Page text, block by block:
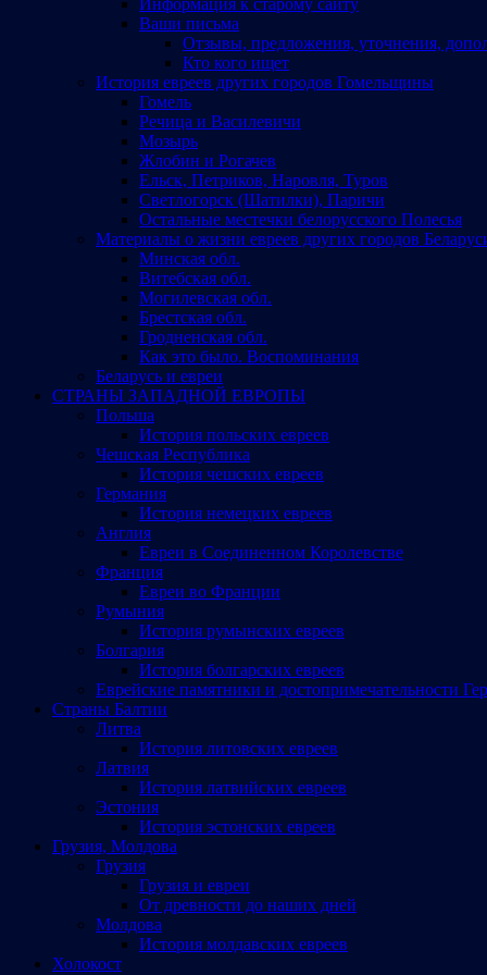
Ваши письма
Отзывы, предложения, уточнения,
Кто кого ищет
История евреев других городов Гомельщины
Гомель
Речица и Василевичи
Мозырь
Жлобин и Рогачев
Ельск, Петриков, Наровля, Туров
Светлогорск (Шатилки), Паричи
Остальные местечки белорусского Полесья
Материалы о жизни евреев других городов
Минская обл.
Витебская обл.
Могилевская обл.
Брестская обл.
Гродненская обл.
Как это было. Воспоминания
Беларусь и евреи
СТРАНЫ ЗАПАДНОЙ ЕВРОПЫ
Польша
История польских евреев
Чешская Республика
История чешских евреев
Германия
История немецких евреев
Англия
Евреи в Соединенном Королевстве
Франция
Евреи во Франции
Румыния
История румынских евреев
Болгария
История болгарских евреев
Еврейские памятники и достопримечательности
Страны Балтии
Литва
История литовских евреев
Латвия
История латвийских евреев
Эстония
История эстонских евреев
Грузия, Молдова
Грузия
Грузия и евреи
От древности до наших дней
Молдова
История молдавских евреев
Холокост